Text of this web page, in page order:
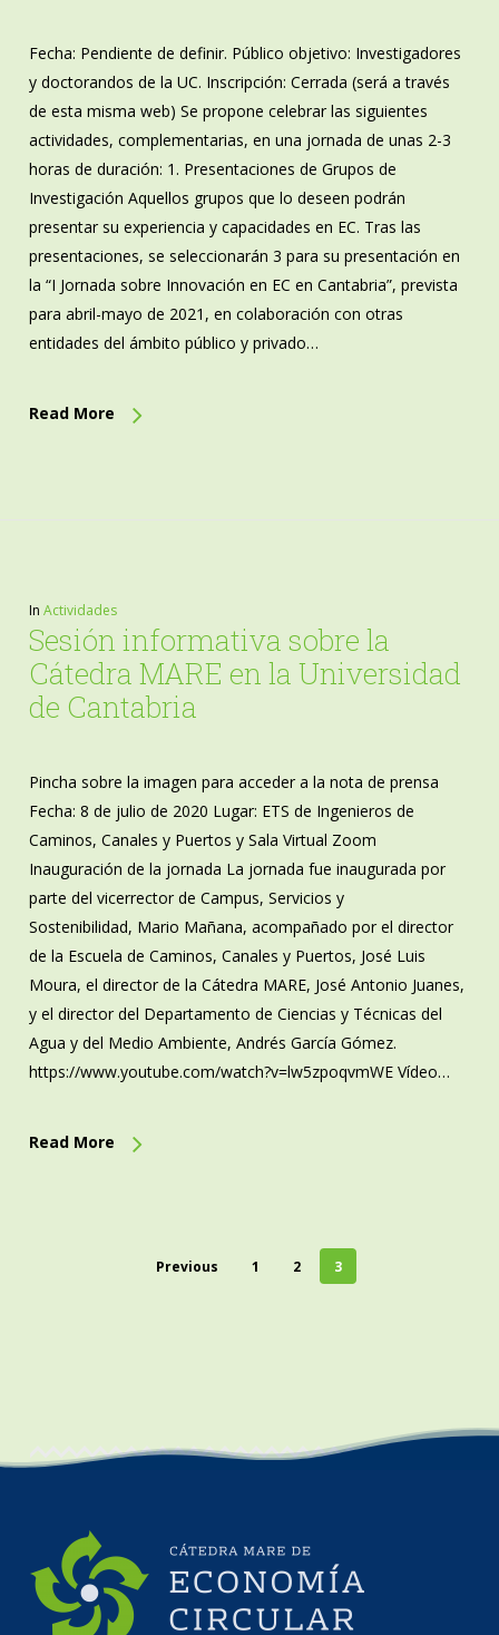
Fecha: Pendiente de definir. Público objetivo: Investigadores
y doctorandos de la UC. Inscripción: Cerrada (será a través
de esta misma web) Se propone celebrar las siguientes
actividades, complementarias, en una jornada de unas 2-3
horas de duración: 1. Presentaciones de Grupos de
Investigación Aquellos grupos que lo deseen podrán
presentar su experiencia y capacidades en EC. Tras las
presentaciones, se seleccionarán 3 para su presentación en
la “I Jornada sobre Innovación en EC en Cantabria”, prevista
para abril-mayo de 2021, en colaboración con otras
entidades del ámbito público y privado…
Read More
In Actividades
Sesión informativa sobre la
Cátedra MARE en la Universidad
de Cantabria
Pincha sobre la imagen para acceder a la nota de prensa
Fecha: 8 de julio de 2020 Lugar: ETS de Ingenieros de
Caminos, Canales y Puertos y Sala Virtual Zoom
Inauguración de la jornada La jornada fue inaugurada por
parte del vicerrector de Campus, Servicios y
Sostenibilidad, Mario Mañana, acompañado por el director
de la Escuela de Caminos, Canales y Puertos, José Luis
Moura, el director de la Cátedra MARE, José Antonio Juanes,
y el director del Departamento de Ciencias y Técnicas del
Agua y del Medio Ambiente, Andrés García Gómez.
https://www.youtube.com/watch?v=lw5zpoqvmWE Vídeo…
Read More
Previous 1 2 3